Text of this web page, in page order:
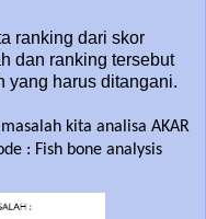
ranking dari skor
dan ranking tersebut
yang harus ditangani.
kita analisa AKAR
: Fish bone analysis